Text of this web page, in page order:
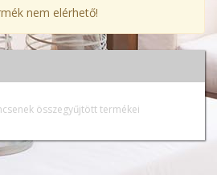
nem elérhető!
összegyűjtött termékei